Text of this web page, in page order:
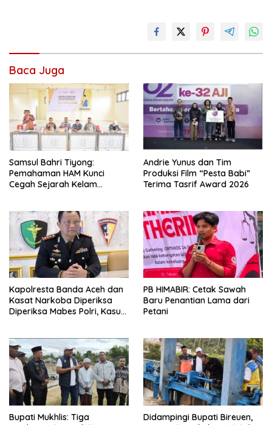
Baca Juga
Samsul Bahri Tiyong:
Pemahaman HAM Kunci
Cegah Sejarah Kelam
Andrie Yunus dan Tim
Produksi Film “Pesta Babi”
Terima Tasrif Award 2026
Kapolresta Banda Aceh dan
Kasat Narkoba Diperiksa
Diperiksa Mabes Polri, Kasus
PB HIMABIR: Cetak Sawah
Baru Penantian Lama dari
Petani
Bupati Mukhlis: Tiga
Didampingi Bupati Bireuen,